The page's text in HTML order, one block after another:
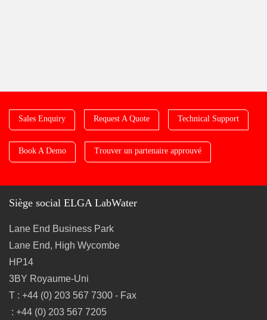
Sales Enquiry Request A Quote Technical Support
Book A Demo Trouver un partenaire approuvé
Siège social ELGA LabWater
Lane End Business Park
Lane End, High Wycombe
HP14
3BY Royaume-Uni
T : +44 (0) 203 567 7300 - Fax
: +44 (0) 203 567 7205